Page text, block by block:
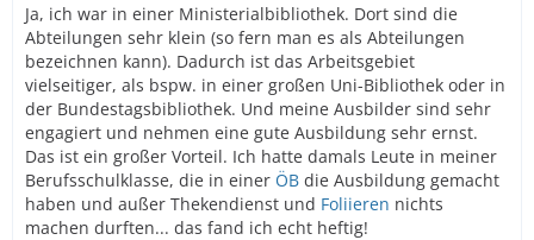
Ja, ich war in einer Ministerialbibliothek. Dort sind die
Abteilungen sehr klein (so fern man es als Abteilungen
bezeichnen kann). Dadurch ist das Arbeitsgebiet
vielseitiger, als bspw. in einer großen Uni-Bibliothek oder in
der Bundestagsbibliothek. Und meine Ausbilder sind sehr
engagiert und nehmen eine gute Ausbildung sehr ernst.
Das ist ein großer Vorteil. Ich hatte damals Leute in meiner
Berufsschulklasse, die in einer ÖB die Ausbildung gemacht
haben und außer Thekendienst und Foliieren nichts
machen durften... das fand ich echt heftig!